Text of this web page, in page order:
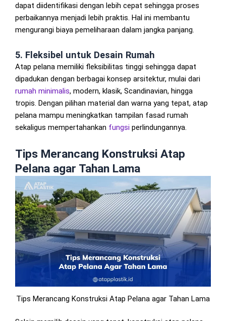
dapat diidentifikasi dengan lebih cepat sehingga proses
perbaikannya menjadi lebih praktis. Hal ini membantu
mengurangi biaya pemeliharaan dalam jangka panjang.
5. Fleksibel untuk Desain Rumah
Atap pelana memiliki fleksibilitas tinggi sehingga dapat
dipadukan dengan berbagai konsep arsitektur, mulai dari
rumah minimalis, modern, klasik, Scandinavian, hingga
tropis. Dengan pilihan material dan warna yang tepat, atap
pelana mampu meningkatkan tampilan fasad rumah
sekaligus mempertahankan fungsi perlindungannya.
Tips Merancang Konstruksi Atap
Pelana agar Tahan Lama
Tips Merancang Konstruksi Atap Pelana agar Tahan Lama